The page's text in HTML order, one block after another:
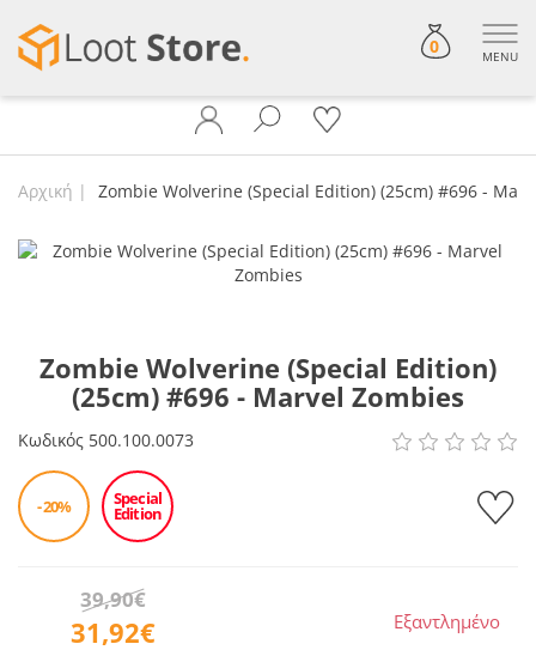
0 MENU
Αρχική Zombie Wolverine (Special Edition) (25cm) #696 -
Zombie Wolverine (Special Edition)
(25cm) #696 - Marvel Zombies
Κωδικός 500.100.0073
- 20% Special
Edition
31,92€
39,90€
Εξαντλημένο